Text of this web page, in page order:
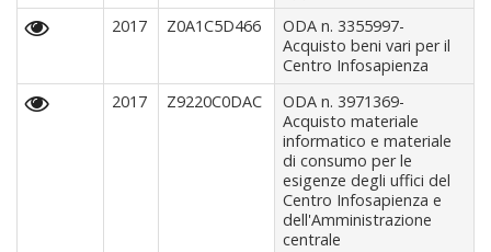
2017
Z0A1C5D466
ODA n. 3355997-
Acquisto beni vari per il
Centro Infosapienza
2017
Z9220C0DAC
ODA n. 3971369-
Acquisto materiale
informatico e materiale
di consumo per le
esigenze degli uffici del
Centro Infosapienza e
dell'Amministrazione
centrale